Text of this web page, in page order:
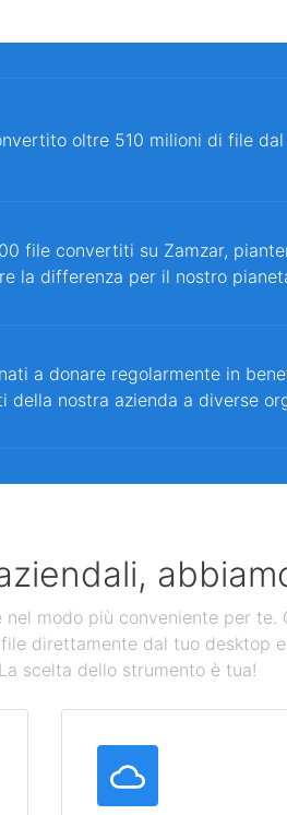
oltre 510 milioni di file
file convertiti su Zamzar,
la differenza per il nostro
a donare regolarmente in
della nostra azienda a diverse
modo più conveniente per
direttamente dal tuo desktop
scelta dello strumento è tua!